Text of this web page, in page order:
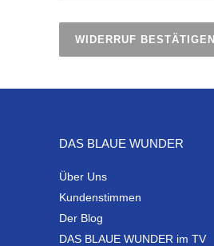
WIDERRUF BESTÄTIGEN
DAS BLAUE WUNDER
Über Uns
Kundenstimmen
Der Blog
DAS BLAUE WUNDER im TV